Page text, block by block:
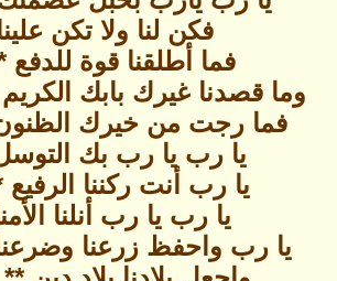
فكن لنا ولا تكن
فما أطلقنا قوة للدفع
وما قصدنا غيرك بابك
فما رجت من خيرك
يا رب يا رب بك
يا رب أنت ركننا
يا رب يا رب أنلنا
يا رب واحفظ زرعنا